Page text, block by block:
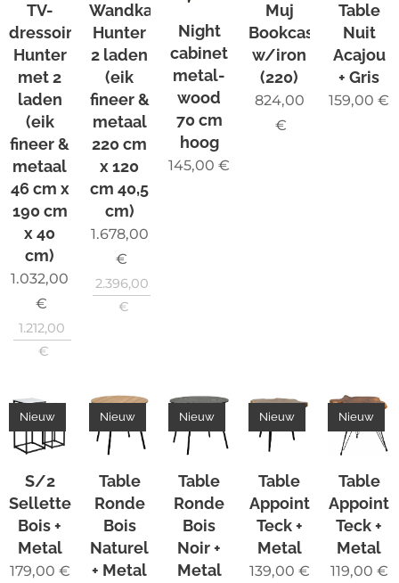
TV-
dressoir
Hunter
met 2
laden
(eik
fineer &
metaal
46 cm x
190 cm
x 40
cm)
1.032,00
€
1.212,00
€
Wandkast
Hunter
2 laden
(eik
fineer &
metaal
220 cm
x 120
cm 40,5
cm)
1.678,00
€
2.396,00
€
Night
cabinet
metal-
wood
70 cm
hoog
145,00 €
Muj
Bookcase
w/iron
(220)
824,00
€
Table
Nuit
Acajou
+ Gris
159,00 €
S/2
Sellette
Bois +
Metal
Nieuw
179,00 €
Table
Ronde
Bois
Naturel
+ Metal
Nieuw
Table
Ronde
Bois
Noir +
Metal
Nieuw
Table
Appoint
Teck +
Metal
Nieuw
139,00 €
Table
Appoint
Teck +
Metal
Nieuw
119,00 €